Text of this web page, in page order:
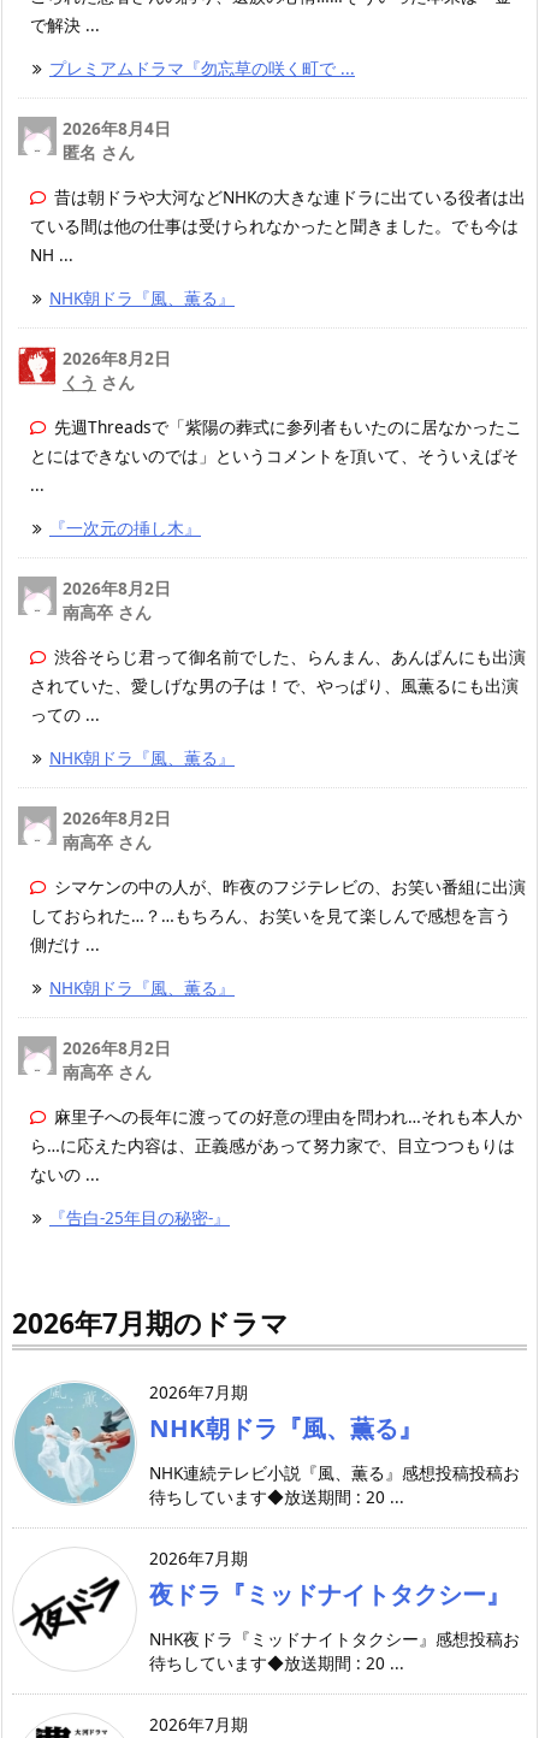
で解決 ...
プレミアムドラマ『勿忘草の咲く町で ...
2026年8月4日
匿名 さん
昔は朝ドラや大河などNHKの大きな連ドラに出ている役者は出
ている間は他の仕事は受けられなかったと聞きました。でも今は
NH ...
NHK朝ドラ『風、薫る』
2026年8月2日
くう さん
先週Threadsで「紫陽の葬式に参列者もいたのに居なかったこ
とにはできないのでは」というコメントを頂いて、そういえばそ
...
『一次元の挿し木』
2026年8月2日
南高卒 さん
渋谷そらじ君って御名前でした、らんまん、あんぱんにも出演
されていた、愛しげな男の子は！で、やっぱり、風薫るにも出演
っての ...
NHK朝ドラ『風、薫る』
2026年8月2日
南高卒 さん
シマケンの中の人が、昨夜のフジテレビの、お笑い番組に出演
しておられた…？…もちろん、お笑いを見て楽しんで感想を言う
側だけ ...
NHK朝ドラ『風、薫る』
2026年8月2日
南高卒 さん
麻里子への長年に渡っての好意の理由を問われ…それも本人か
ら…に応えた内容は、正義感があって努力家で、目立つつもりは
ないの ...
『告白-25年目の秘密-』
2026年7月期のドラマ
2026年7月期
NHK朝ドラ『風、薫る』
NHK連続テレビ小説『風、薫る』感想投稿投稿お
待ちしています◆放送期間 : 20 ...
2026年7月期
夜ドラ『ミッドナイトタクシー』
NHK夜ドラ『ミッドナイトタクシー』感想投稿お
待ちしています◆放送期間 : 20 ...
2026年7月期